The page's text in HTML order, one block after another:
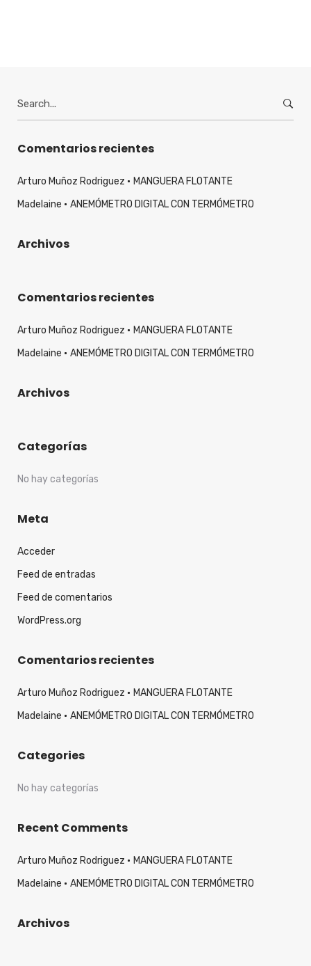
Comentarios recientes
Arturo Muñoz Rodriguez
MANGUERA FLOTANTE
Madelaine
ANEMÓMETRO DIGITAL CON TERMÓMETRO
Archivos
Comentarios recientes
Arturo Muñoz Rodriguez
MANGUERA FLOTANTE
Madelaine
ANEMÓMETRO DIGITAL CON TERMÓMETRO
Archivos
Categorías
No hay categorías
Meta
Acceder
Feed de entradas
Feed de comentarios
WordPress.org
Comentarios recientes
Arturo Muñoz Rodriguez
MANGUERA FLOTANTE
Madelaine
ANEMÓMETRO DIGITAL CON TERMÓMETRO
Categories
No hay categorías
Recent Comments
Arturo Muñoz Rodriguez
MANGUERA FLOTANTE
Madelaine
ANEMÓMETRO DIGITAL CON TERMÓMETRO
Archivos